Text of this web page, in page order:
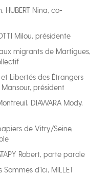
Nina, co-
Milou, présidente
migrants de Martigues,
Libertés des Étrangers
Mansour, président
DIAWARA Mody,
de Vitry/Seine,
Robert, porte parole
d’Ici, MILLET